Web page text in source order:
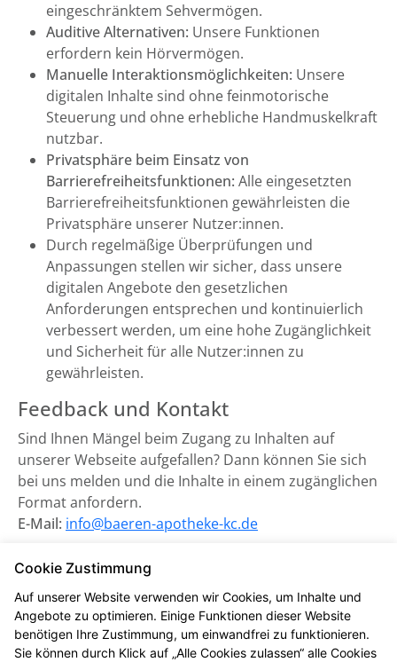
eingeschränktem Sehvermögen.
Auditive Alternativen: Unsere Funktionen
erfordern kein Hörvermögen.
Manuelle Interaktionsmöglichkeiten: Unsere
digitalen Inhalte sind ohne feinmotorische
Steuerung und ohne erhebliche Handmuskelkraft
nutzbar.
Privatsphäre beim Einsatz von
Barrierefreiheitsfunktionen: Alle eingesetzten
Barrierefreiheitsfunktionen gewährleisten die
Privatsphäre unserer Nutzer:innen.
Durch regelmäßige Überprüfungen und
Anpassungen stellen wir sicher, dass unsere
digitalen Angebote den gesetzlichen
Anforderungen entsprechen und kontinuierlich
verbessert werden, um eine hohe Zugänglichkeit
und Sicherheit für alle Nutzer:innen zu
gewährleisten.
Feedback und Kontakt
Sind Ihnen Mängel beim Zugang zu Inhalten auf
unserer Webseite aufgefallen? Dann können Sie sich
bei uns melden und die Inhalte in einem zugänglichen
Format anfordern.
E-Mail: info@baeren-apotheke-kc.de
Zuständige Marktüberwachungsbehörde:
Marktüberwachungsstelle der Länder für die
Barrierefreiheit von Produkten und Dienstleistungen
(MLBF) in Magdeburg, Sachsen-Anhalt.
Cookie Zustimmung
Auf unserer Website verwenden wir Cookies, um Inhalte und
Angebote zu optimieren. Einige Funktionen dieser Website
benötigen Ihre Zustimmung, um einwandfrei zu funktionieren.
Sie können durch Klick auf „Alle Cookies zulassen“ alle Cookies